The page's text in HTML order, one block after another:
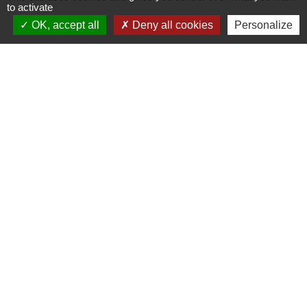
Communauté Communes du Pays Phalsbourg
to activate
OK, accept all
Deny all cookies Personalize